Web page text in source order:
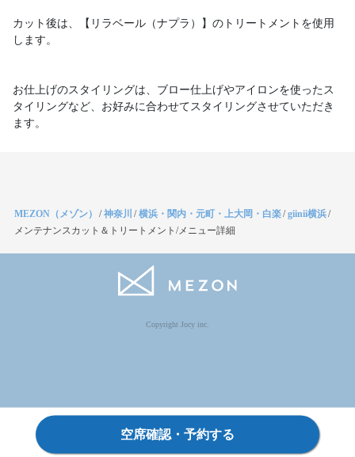
カット後は、【リラベール（ナプラ）】のトリートメントを使用
します。
お仕上げのスタイリングは、ブロー仕上げやアイロンを使ったス
タイリングなど、お好みに合わせてスタイリングさせていただき
ます。
MEZON（メゾン） /神奈川 /横浜・関内・元町・上大岡・白楽/giinii横浜/
メンテナンスカット＆トリートメント/メニュー詳細
Copyright Jocy inc.
空席確認・予約する